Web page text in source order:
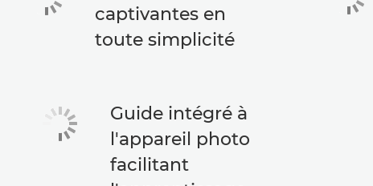
captivantes en
toute simplicité
Guide intégré à
l'appareil photo
facilitant